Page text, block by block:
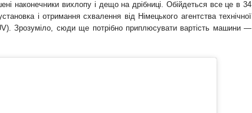
наконечники вихлопу і дещо на дрібниці. Обійдеться все це в 34
і отримання схвалення від Німецького агентства технічної
Зрозуміло, сюди ще потрібно приплюсувати вартість машини —